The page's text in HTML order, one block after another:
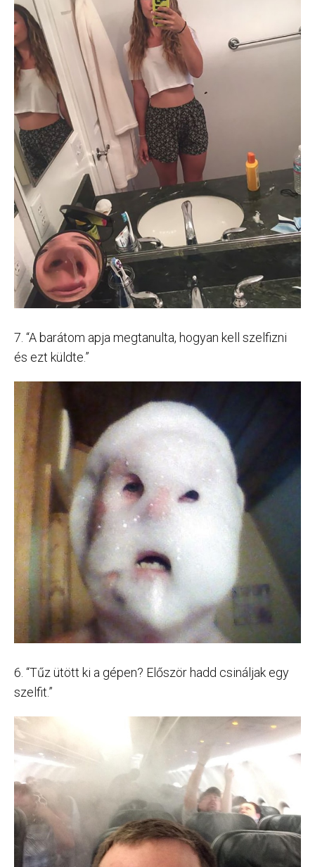
7. “A barátom apja megtanulta, hogyan kell szelfizni
és ezt küldte.”
6. “Tűz ütött ki a gépen? Először hadd csináljak egy
szelfit.”